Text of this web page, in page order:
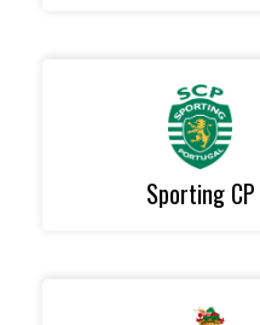
Sporting CP